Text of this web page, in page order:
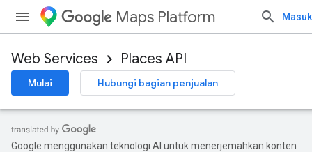
Maps Platform Masuk
Web Services Places API
Mulai Hubungi bagian penjualan
Google menggunakan teknologi AI untuk menerjemahkan konten